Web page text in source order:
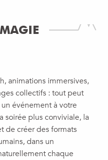
animations immersives,
collectifs : tout peut
événement à votre
soirée plus conviviale, la
de créer des formats
dans un
chaque